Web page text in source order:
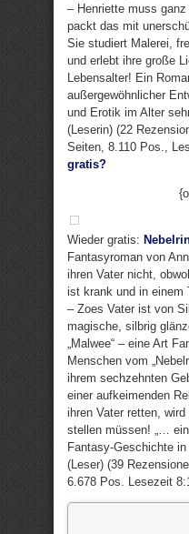
– Henriette muss
packt das mit
Sie studiert Malerei,
und erlebt ihre große
Lebensalter! Ein
außergewöhnlicher
und Erotik im Alter
(Leserin) (22
Seiten, 8.110 Pos.,
gratis?
Wieder gratis:
Fantasyroman von
ihren Vater nicht,
ist krank und in einem
– Zoes Vater ist von
magische, silbrig
„Malwee“ – eine Art
Menschen vom
ihrem sechzehnten
einer aufkeimenden
ihren Vater retten,
stellen müssen! „…
Fantasy-Geschichte
(Leser) (39
6.678 Pos. Lesezeit